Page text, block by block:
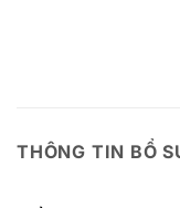
THÔNG TIN BỔ